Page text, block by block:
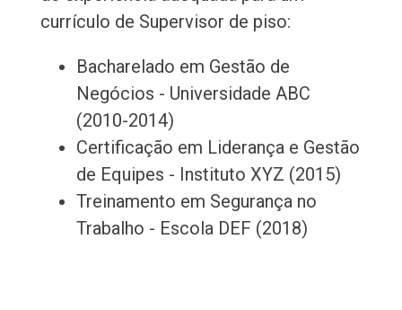
currículo de Supervisor de piso:
Bacharelado em Gestão de
Negócios - Universidade ABC
(2010-2014)
Certificação em Liderança e Gestão
de Equipes - Instituto XYZ (2015)
Treinamento em Segurança no
Trabalho - Escola DEF (2018)